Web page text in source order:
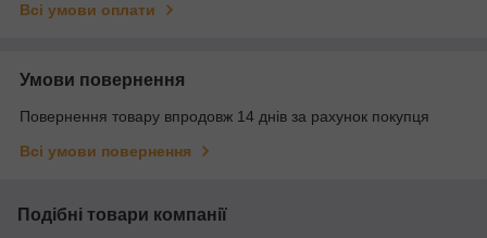
Всі умови оплати
Умови повернення
Повернення товару впродовж 14 днів за рахунок покупця
Всі умови повернення
Подібні товари компанії